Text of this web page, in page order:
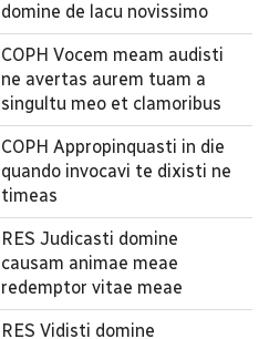
domine de lacu novissimo
COPH Vocem meam audisti
ne avertas aurem tuam a
singultu meo et clamoribus
COPH Appropinquasti in die
quando invocavi te dixisti ne
timeas
RES Judicasti domine
causam animae meae
redemptor vitae meae
RES Vidisti domine